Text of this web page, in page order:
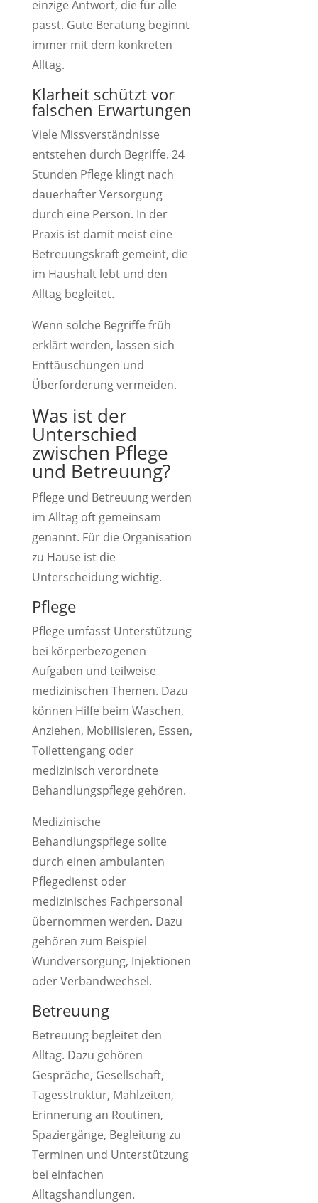
einzige Antwort, die für alle
passt. Gute Beratung beginnt
immer mit dem konkreten
Alltag.
Klarheit schützt vor
falschen Erwartungen
Viele Missverständnisse
entstehen durch Begriffe. 24
Stunden Pflege klingt nach
dauerhafter Versorgung
durch eine Person. In der
Praxis ist damit meist eine
Betreuungskraft gemeint, die
im Haushalt lebt und den
Alltag begleitet.
Wenn solche Begriffe früh
erklärt werden, lassen sich
Enttäuschungen und
Überforderung vermeiden.
Was ist der
Unterschied
zwischen Pflege
und Betreuung?
Pflege und Betreuung werden
im Alltag oft gemeinsam
genannt. Für die Organisation
zu Hause ist die
Unterscheidung wichtig.
Pflege
Pflege umfasst Unterstützung
bei körperbezogenen
Aufgaben und teilweise
medizinischen Themen. Dazu
können Hilfe beim Waschen,
Anziehen, Mobilisieren, Essen,
Toilettengang oder
medizinisch verordnete
Behandlungspflege gehören.
Medizinische
Behandlungspflege sollte
durch einen ambulanten
Pflegedienst oder
medizinisches Fachpersonal
übernommen werden. Dazu
gehören zum Beispiel
Wundversorgung, Injektionen
oder Verbandwechsel.
Betreuung
Betreuung begleitet den
Alltag. Dazu gehören
Gespräche, Gesellschaft,
Tagesstruktur, Mahlzeiten,
Erinnerung an Routinen,
Spaziergänge, Begleitung zu
Terminen und Unterstützung
bei einfachen
Alltagshandlungen.